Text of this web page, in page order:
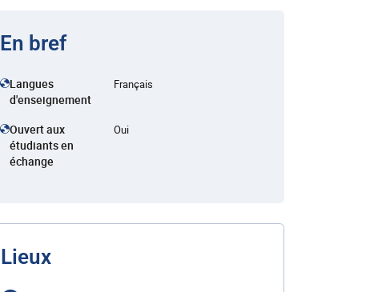
En bref
Langues
d'enseignement
Français
Ouvert aux
étudiants en
échange
Oui
Lieux